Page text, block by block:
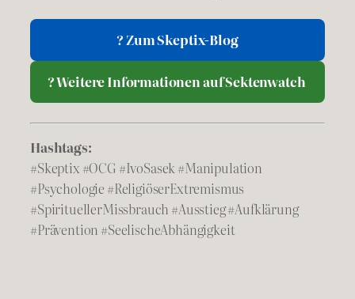
? Zum Skeptix-Blog
? Weitere Informationen auf Sektenwatch
Hashtags:
#Skeptix #OCG #IvoSasek #Manipulation
#Psychologie #ReligiöserExtremismus
#SpirituellerMissbrauch #Ausstieg #Aufklärung
#Prävention #SeelischeAbhängigkeit